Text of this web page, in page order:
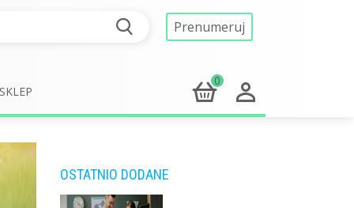
Prenumeruj
0
OSTATNIO DODANE